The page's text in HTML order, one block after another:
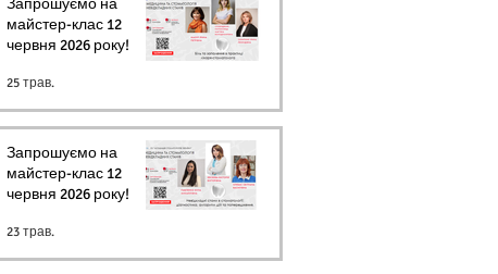
Запрошуємо на
майстер-клас 12
червня 2026 року!
25 трав.
Запрошуємо на
майстер-клас 12
червня 2026 року!
23 трав.